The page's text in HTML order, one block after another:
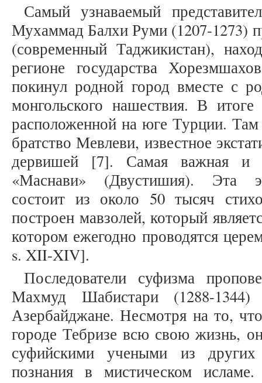
Самый узнаваемый
Мухаммад Балхи Руми (1207-1273)
(современный Таджикистан),
регионе государства
покинул родной город вместе с
монгольского нашествия. В
расположенной на юге Турции.
братство Мевлеви, известное
дервишей [7]. Самая важная и
«Маснави» (Двустишия). Эта
состоит из около 50 тысяч
построен мавзолей, который
котором ежегодно проводятся
s. XII-XIV].
Последователи суфизма
Махмуд Шабистари (1288-
Азербайджане. Несмотря на то,
городе Тебризе всю свою жизнь,
суфийскими учеными из
познания в мистическом